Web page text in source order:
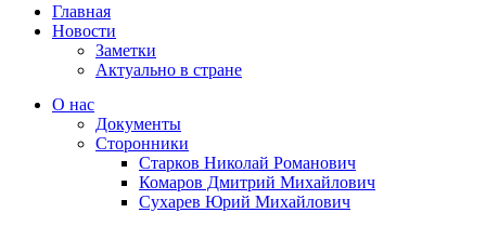
Главная
Новости
Заметки
Актуально в стране
О нас
Документы
Сторонники
Старков Николай Романович
Комаров Дмитрий Михайлович
Сухарев Юрий Михайлович